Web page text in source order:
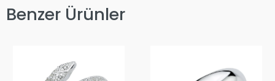
Benzer Ürünler